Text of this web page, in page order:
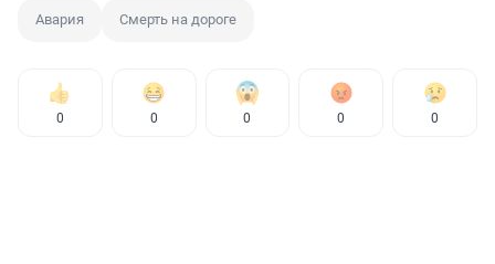
Авария Смерть на дороге
0 0 0 0 0